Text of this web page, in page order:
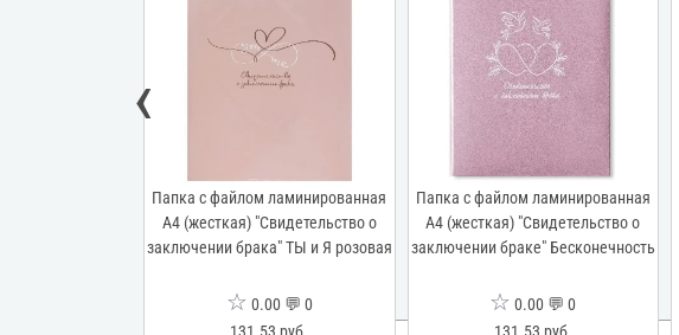
Папка с файлом ламинированная
А4 (жесткая) "Свидетельство о
заключении брака" ТЫ и Я розовая
☆ 0.00 💬 0
Папка с файлом ламинированная
А4 (жесткая) "Свидетельство о
заключении браке" Бесконечность
☆ 0.00 💬 0
‹